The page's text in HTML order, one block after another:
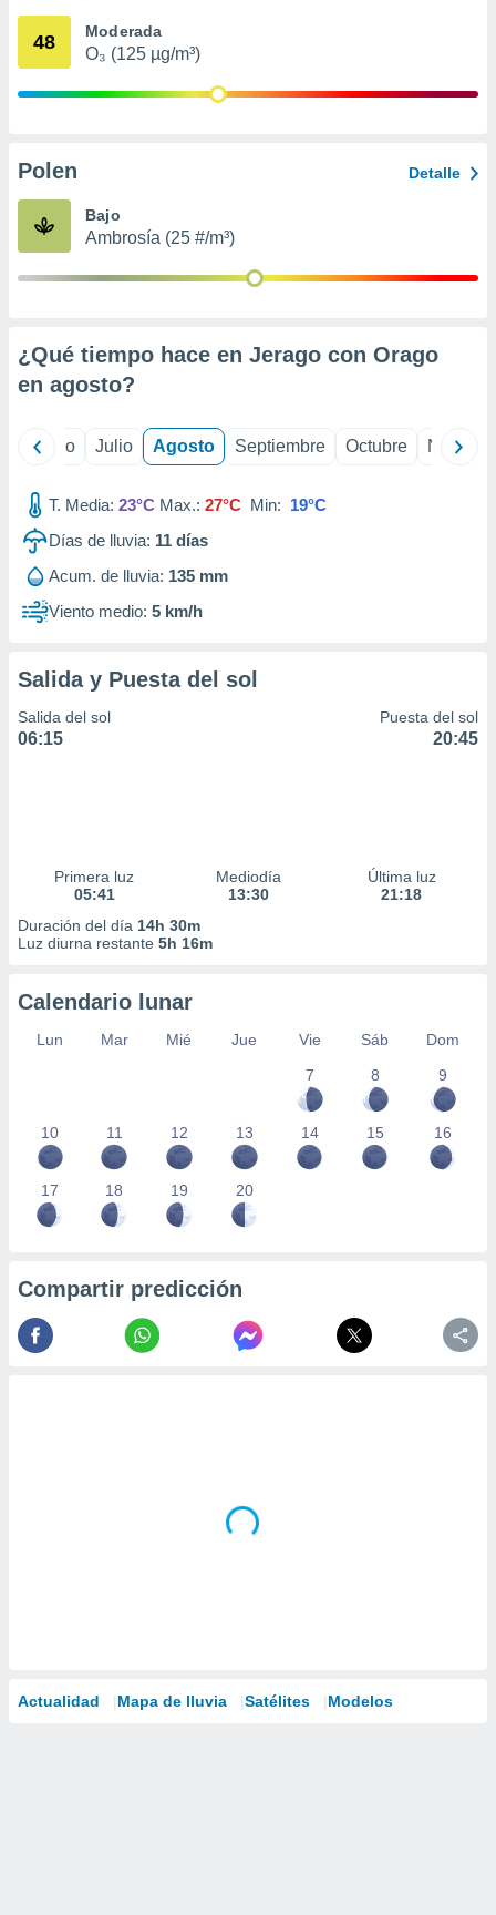
mediante
publicidad
de
48 Moderada
O₃ (125 µg/m³)
Polen Detalle
Bajo
Ambrosía (25 #/m³)
¿Qué tiempo hace en Jerago con Orago
en agosto?
Junio Julio Agosto Septiembre Octubre
T. Media: 23°C Max.: 27°C Min: 19°C
Días de lluvia: 11 días
Acum. de lluvia: 135 mm
Viento medio: 5 km/h
Salida y Puesta del sol
Salida del sol
06:15
Puesta del sol
20:45
Primera luz
05:41
Mediodía
13:30
Última luz
21:18
Duración del día 14h 30m
Luz diurna restante 5h 16m
Calendario lunar
Lun Mar Mié Jue Vie Sáb
Dom
7
8 9
10 11 12 13 14 15 16
17 18 19 20
Compartir predicción
Actualidad Mapa de lluvia Satélites Modelos